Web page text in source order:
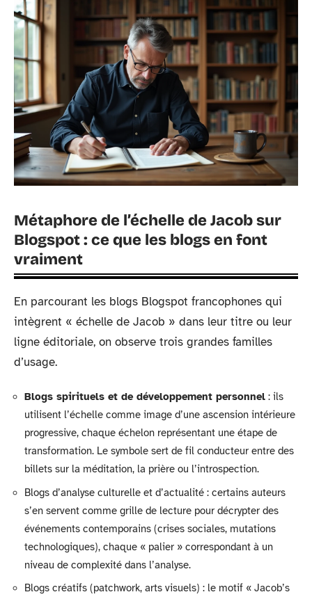
Métaphore de l’échelle de Jacob sur
Blogspot : ce que les blogs en font
vraiment
En parcourant les blogs Blogspot francophones qui
intègrent « échelle de Jacob » dans leur titre ou leur
ligne éditoriale, on observe trois grandes familles
d’usage.
Blogs spirituels et de développement personnel : ils
utilisent l’échelle comme image d’une ascension intérieure
progressive, chaque échelon représentant une étape de
transformation. Le symbole sert de fil conducteur entre des
billets sur la méditation, la prière ou l’introspection.
Blogs d’analyse culturelle et d’actualité : certains auteurs
s’en servent comme grille de lecture pour décrypter des
événements contemporains (crises sociales, mutations
technologiques), chaque « palier » correspondant à un
niveau de complexité dans l’analyse.
Blogs créatifs (patchwork, arts visuels) : le motif « Jacob’s